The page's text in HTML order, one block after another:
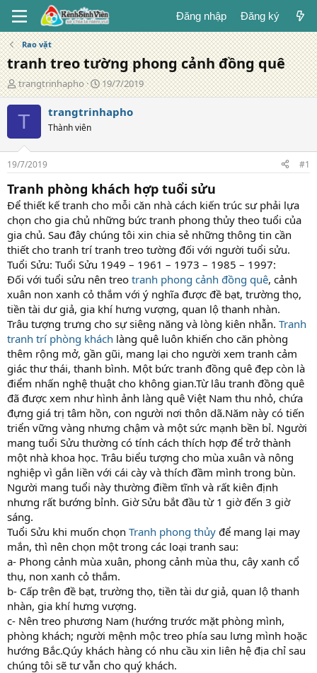
Đăng nhập Đăng ký
Rao vặt
tranh treo tường phong cảnh đồng quê
T
á
c
ả
trangtrinhapho
N
g
à
g
19/7/2019
T trangtrinhapho
Thành viên
19/7/2019 #1
Tranh phòng khách hợp tuổi sửu
Để thiết kế tranh cho mỗi căn nhà cách kiến trúc sư phải lựa
chọn cho gia chủ những bức tranh phong thủy theo tuổi của
gia chủ. Sau đây chúng tôi xin chia sẻ những thông tin cần
thiết cho tranh trí tranh treo tường đối với người tuổi sửu.
Tuổi Sửu: Tuổi Sửu 1949 – 1961 – 1973 – 1985 – 1997:
Đối với tuổi sửu nên treo tranh phong cảnh đồng quê, cảnh
xuân non xanh cỏ thắm với ý nghĩa được đề bạt, trường thọ,
tiền tài dư giả, gia khí hưng vượng, quan lộ thanh nhàn.
Trâu tượng trưng cho sự siêng năng và lòng kiên nhẫn. Tranh
tranh trí phòng khách làng quê luôn khiến cho căn phòng
thêm rộng mở, gần gũi, mang lại cho người xem tranh cảm
giác thư thái, thanh bình. Một bức tranh đồng quê đẹp còn là
điểm nhấn nghệ thuật cho không gian.Từ lâu tranh đồng quê
đã được xem như hình ảnh làng quê Việt Nam thu nhỏ, chứa
đựng giá trị tâm hồn, con người nơi thôn dã.Năm này có tiến
triển vững vàng nhưng chậm và một sức mạnh bền bỉ. Người
mang tuổi Sửu thường có tính cách thích hợp để trở thành
một nhà khoa học. Trâu biểu tượng cho mùa xuân và nông
nghiệp vì gắn liền với cái cày và thích đầm mình trong bùn.
Người mang tuổi này thường điềm tĩnh và rất kiên định
nhưng rất bướng bỉnh. Giờ Sửu bắt đầu từ 1 giờ đến 3 giờ
sáng.
Tuổi Sửu khi muốn chọn Tranh phong thủy để mang lại may
mắn, thì nên chọn một trong các loại tranh sau:
a- Phong cảnh mùa xuân, phong cảnh mùa thu, cây xanh cổ
thụ, non xanh cỏ thắm.
b- Cấp trên đề bạt, trường thọ, tiền tài dư giả, quan lộ thanh
nhàn, gia khí hưng vượng.
c- Nên treo phương Nam (hướng trước mặt phòng mình,
phòng khách; người mệnh mộc treo phía sau lưng mình hoặc
hướng Bắc.Qúy khách hàng có nhu cầu xin liên hệ địa chỉ sau
chúng tôi sẽ tư vẫn cho quý khách.